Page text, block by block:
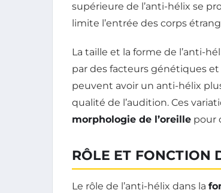
supérieure de l’anti-hélix se
limite l’entrée des corps
La taille et la forme de l’anti-
par des facteurs génétiques
peuvent avoir un anti-hélix
qualité de l’audition. Ces
morphologie de l’oreille pour
RÔLE ET FONCTION
Le rôle de l’anti-hélix dans la